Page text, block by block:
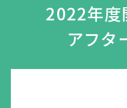
2022年度
アフタ